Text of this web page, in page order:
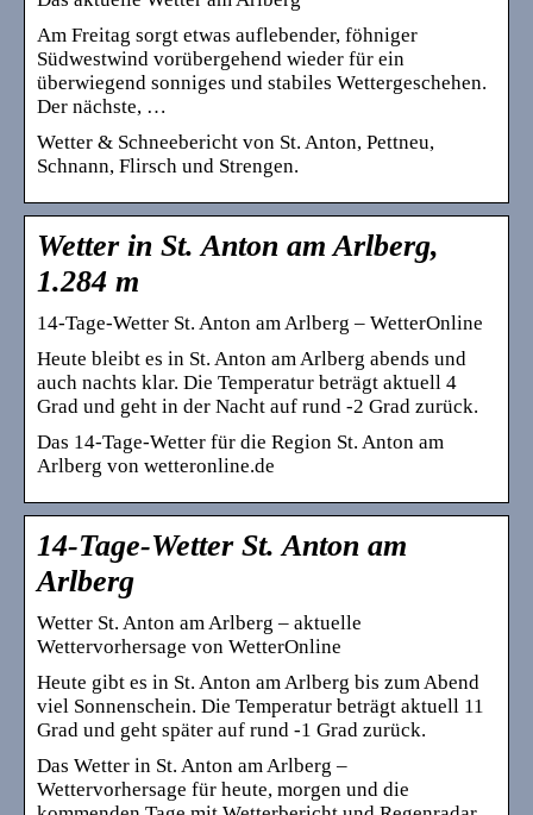
Am Freitag sorgt etwas auflebender, föhniger
Südwestwind vorübergehend wieder für ein
überwiegend sonniges und stabiles Wettergeschehen.
Der nächste, …
Wetter & Schneebericht von St. Anton, Pettneu,
Schnann, Flirsch und Strengen.
Wetter in St. Anton am Arlberg,
1.284 m
14-Tage-Wetter St. Anton am Arlberg – WetterOnline
Heute bleibt es in St. Anton am Arlberg abends und
auch nachts klar. Die Temperatur beträgt aktuell 4
Grad und geht in der Nacht auf rund -2 Grad zurück.
Das 14-Tage-Wetter für die Region St. Anton am
Arlberg von wetteronline.de
14-Tage-Wetter St. Anton am
Arlberg
Wetter St. Anton am Arlberg – aktuelle
Wettervorhersage von WetterOnline
Heute gibt es in St. Anton am Arlberg bis zum Abend
viel Sonnenschein. Die Temperatur beträgt aktuell 11
Grad und geht später auf rund -1 Grad zurück.
Das Wetter in St. Anton am Arlberg –
Wettervorhersage für heute, morgen und die